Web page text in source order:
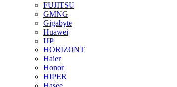
FUJITSU
GMNG
Gigabyte
Huawei
HP
HORIZONT
Haier
Honor
HIPER